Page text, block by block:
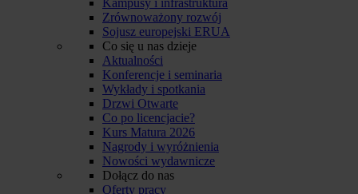
Zrównoważony rozwój
Sojusz europejski ERUA
Co się u nas dzieje
Aktualności
Konferencje i seminaria
Wykłady i spotkania
Drzwi Otwarte
Co po licencjacie?
Kurs Matura 2026
Nagrody i wyróżnienia
Nowości wydawnicze
Dołącz do nas
Oferty pracy